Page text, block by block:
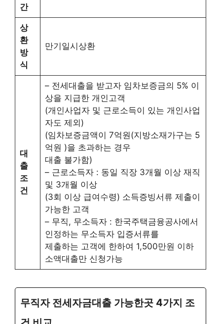
간
상
환
방
식
만기일시상환
대
출
조
건
– 전세대출을 받고자 임차보증금의 5% 이
상을 지급한 개인고객
(개인사업자 및 근로소득이 있는 개인사업
자도 제외)
(임차보증금액이 7억원(지방소재가구는 5
억원 )을 초과하는 경우
대출 불가함)
– 근로소득자 : 동일 직장 3개월 이상 재직
및 3개월 이상
(3회 이상 급여수령) 소득증빙서류 제출이
가능한 고객
– 무직, 무소득자 : 한국주택금융공사에서
인정하는 무소득자 입증서류를
제출하는 고객에 한하여 1,500만원 이하
소액대출만 신청가능
무직자 전세자금대출 가능한곳 4가지 조